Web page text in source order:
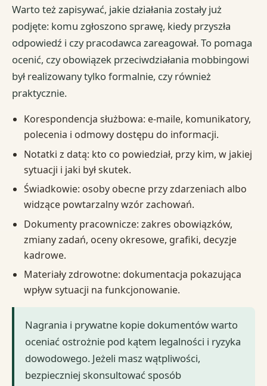
Warto też zapisywać, jakie działania zostały już
podjęte: komu zgłoszono sprawę, kiedy przyszła
odpowiedź i czy pracodawca zareagował. To pomaga
ocenić, czy obowiązek przeciwdziałania mobbingowi
był realizowany tylko formalnie, czy również
praktycznie.
Korespondencja służbowa: e-maile, komunikatory,
polecenia i odmowy dostępu do informacji.
Notatki z datą: kto co powiedział, przy kim, w jakiej
sytuacji i jaki był skutek.
Świadkowie: osoby obecne przy zdarzeniach albo
widzące powtarzalny wzór zachowań.
Dokumenty pracownicze: zakres obowiązków,
zmiany zadań, oceny okresowe, grafiki, decyzje
kadrowe.
Materiały zdrowotne: dokumentacja pokazująca
wpływ sytuacji na funkcjonowanie.
Nagrania i prywatne kopie dokumentów warto
oceniać ostrożnie pod kątem legalności i ryzyka
dowodowego. Jeżeli masz wątpliwości,
bezpieczniej skonsultować sposób